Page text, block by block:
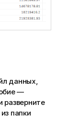
данных,
—
разверните
папки